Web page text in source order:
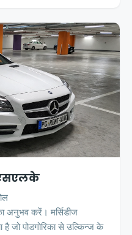
एसएलके
अनुभव करें। मर्सिडीज
है जो पोडगोरिका से उल्किन्ज के